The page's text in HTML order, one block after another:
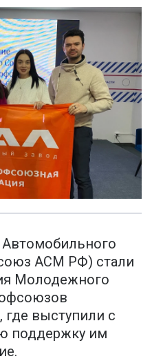
АСМ РФ) стали
Молодежного
где выступили с
поддержку им